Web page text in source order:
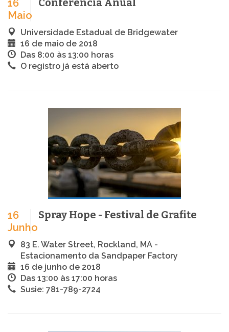
16
Maio
Conferência Anual
Universidade Estadual de Bridgewater
16 de maio de 2018
Das 8:00 às 13:00 horas
O registro já está aberto
16
Junho
Spray Hope - Festival de Grafite
83 E. Water Street, Rockland, MA -
Estacionamento da Sandpaper Factory
16 de junho de 2018
Das 13:00 às 17:00 horas
Susie: 781-789-2724